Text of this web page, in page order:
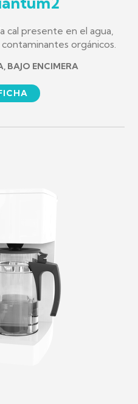
cal presente en el agua,
orgánicos.
BAJO ENCIMERA